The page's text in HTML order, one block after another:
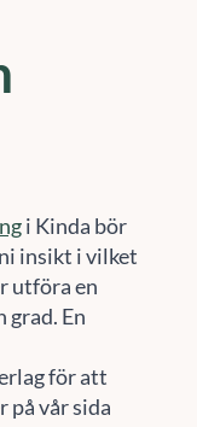
i Kinda bör
insikt i vilket
utföra en
grad. En
för att
på vår sida